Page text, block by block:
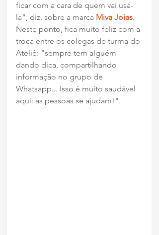
ficar com a cara de quem vai usá-
la", diz, sobre a marca Miva Joias.
Neste ponto, fica muito feliz com a
troca entre os colegas de turma do
Ateliê: "sempre tem alguém
dando dica, compartilhando
informação no grupo de
Whatsapp... Isso é muito saudável
aqui: as pessoas se ajudam!".